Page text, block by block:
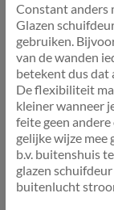
Constant anders
Glazen
gebruiken.
van de wanden
betekent dus dat
De flexibiliteit
kleiner wanneer
feite geen
gelijke wijze mee
b.v. buitenshuis
glazen
buitenlucht